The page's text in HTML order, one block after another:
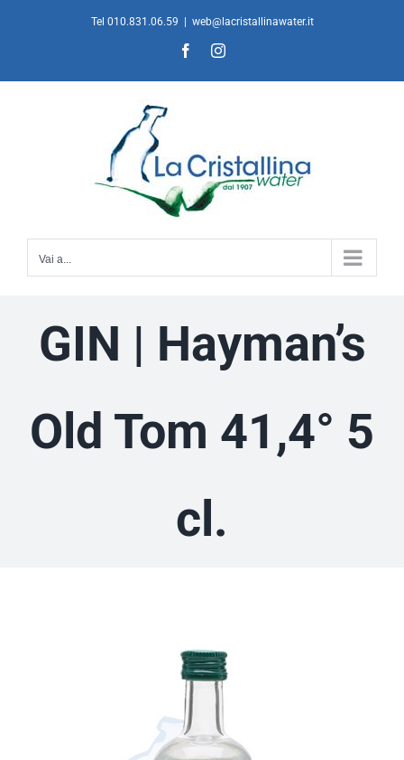
Tel 010.831.06.59 web@lacristallinawater.it
FacebookInstagram
Vai a...
GIN | Hayman’s
Old Tom 41,4° 5
cl.